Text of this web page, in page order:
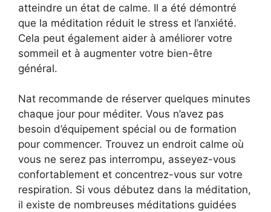
atteindre un état de calme. Il a été démontré
que la méditation réduit le stress et l’anxiété.
Cela peut également aider à améliorer votre
sommeil et à augmenter votre bien-être
général.
Nat recommande de réserver quelques minutes
chaque jour pour méditer. Vous n’avez pas
besoin d’équipement spécial ou de formation
pour commencer. Trouvez un endroit calme où
vous ne serez pas interrompu, asseyez-vous
confortablement et concentrez-vous sur votre
respiration. Si vous débutez dans la méditation,
il existe de nombreuses méditations guidées